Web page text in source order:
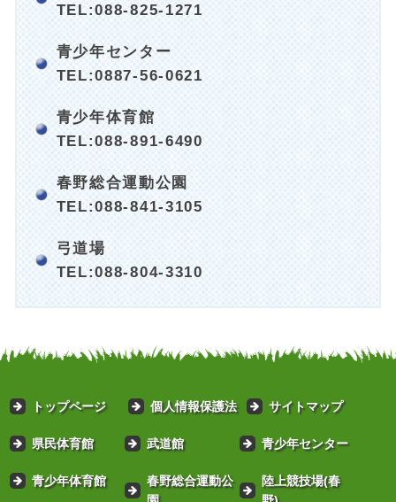
TEL:088-825-1271
青少年センター
TEL:0887-56-0621
青少年体育館
TEL:088-891-6490
春野総合運動公園
TEL:088-841-3105
弓道場
TEL:088-804-3310
トップページ 個人情報保護法 サイトマップ
県民体育館 武道館 青少年センター
青少年体育館
春野総合運動公
陸上競技場(春